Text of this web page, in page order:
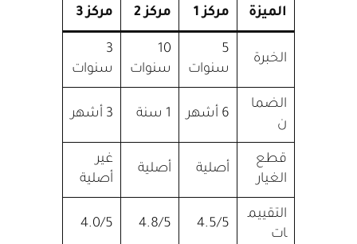
الميزة مركز 1 مركز 2 مركز 3
الخبرة
5
سنوات
10
سنوات
3
سنوات
الضما
ن
6 أشهر 1 سنة 3 أشهر
قطع
الغيار
أصلية أصلية
غير
أصلية
التقييم
ات
4.5/5
4.8/5
4.0/5